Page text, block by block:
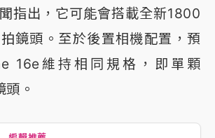
指出，它可能會搭載全新1800
鏡頭。至於後置相機配置，預
16e維持相同規格，即單顆
。